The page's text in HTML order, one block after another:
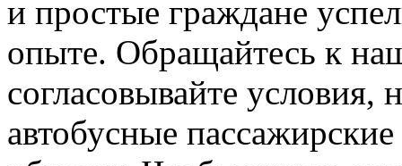
и простые граждане
опыте. Обращайтесь к
согласовывайте условия,
автобусные